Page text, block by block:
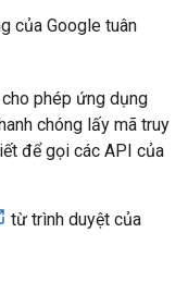
của Google tuân
phép ứng dụng
chóng lấy mã truy
để gọi các API của
từ trình duyệt của